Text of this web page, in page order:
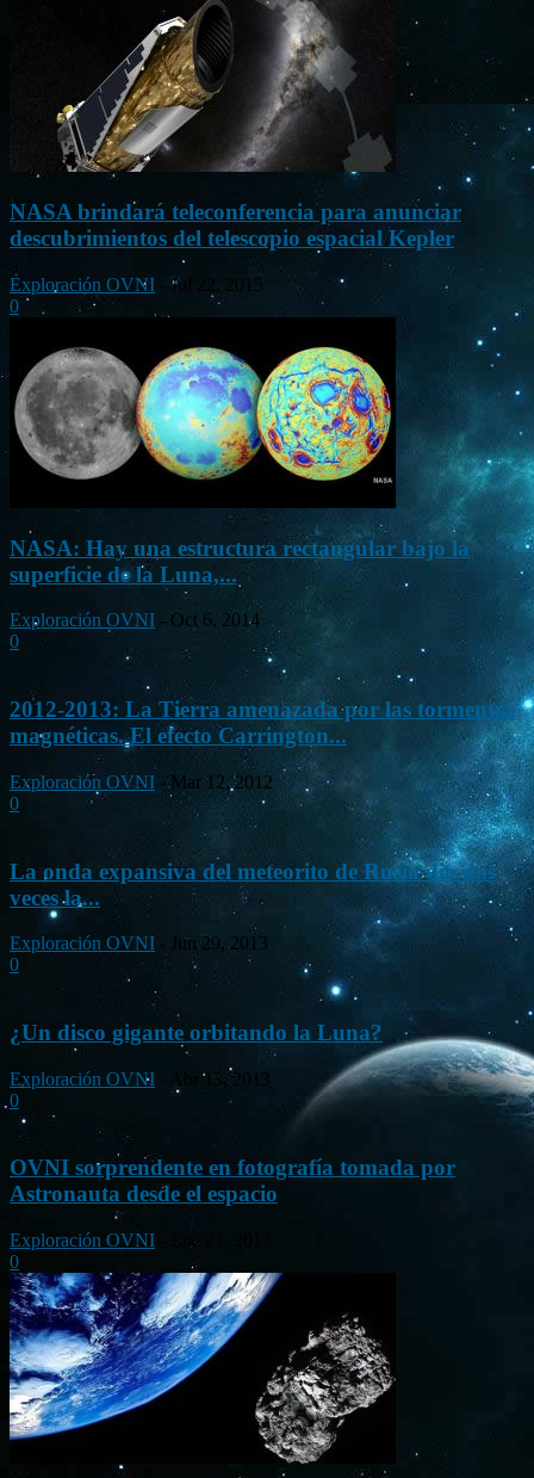
NASA brindará teleconferencia para anunciar
descubrimientos del telescopio espacial Kepler
Exploración OVNI
Jul 22, 2015
0
NASA: Hay una estructura rectangular bajo la
superficie de la Luna,...
Exploración OVNI - Oct 6, 2014
0
2012-2013: La Tierra amenazada por las tormentas
magnéticas. El efecto Carrington...
Exploración OVNI - Mar 12, 2012
0
La onda expansiva del meteorito de Rusia dio dos
veces la...
Exploración OVNI - Jun 29, 2013
0
¿Un disco gigante orbitando la Luna?
Exploración OVNI
Abr 13, 2013
0
OVNI sorprendente en fotografía tomada por
Astronauta desde el espacio
Exploración OVNI
Ene 21, 2013
0